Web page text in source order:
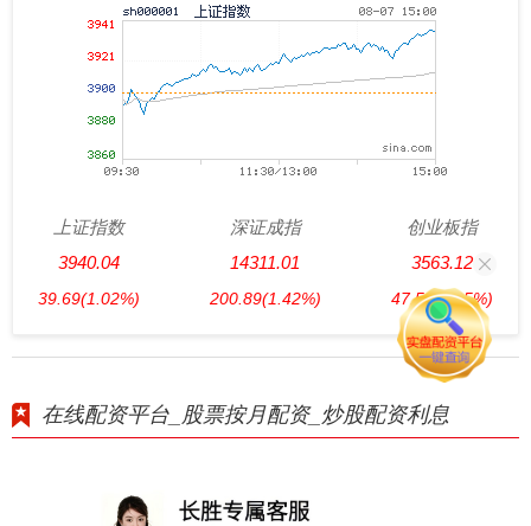
上证指数
3940.04
39.69(1.02%)
深证成指
14311.01
200.89(1.42%)
创业板指
3563.12
47.56(1.35%)
在线配资平台_股票按月配资_炒股配资利息